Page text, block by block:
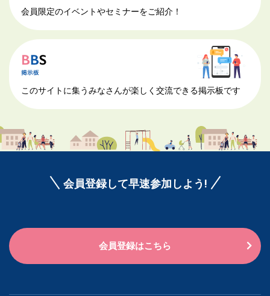
会員限定のイベントやセミナーをご紹介！
このサイトに集うみなさんが楽しく交流できる掲示板です
会員登録して早速参加しよう!
会員登録はこちら